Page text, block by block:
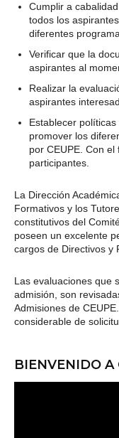
Cumplir a
todos los
diferentes
Verificar que la
aspirantes al
Realizar la
aspirantes
Establecer
promover los
por CEUPE. Con
participantes.
La Dirección
Formativos y los
constitutivos del
poseen un excelente
cargos de Directivos y
Las evaluaciones que
admisión, son
Admisiones de
considerable de
BIENVENIDO A